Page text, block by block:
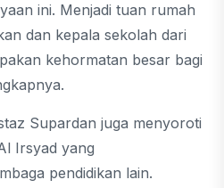
ini. Menjadi tuan rumah
dan kepala sekolah dari
kehormatan besar bagi
Supardan juga menyoroti
Irsyad yang
pendidikan lain.